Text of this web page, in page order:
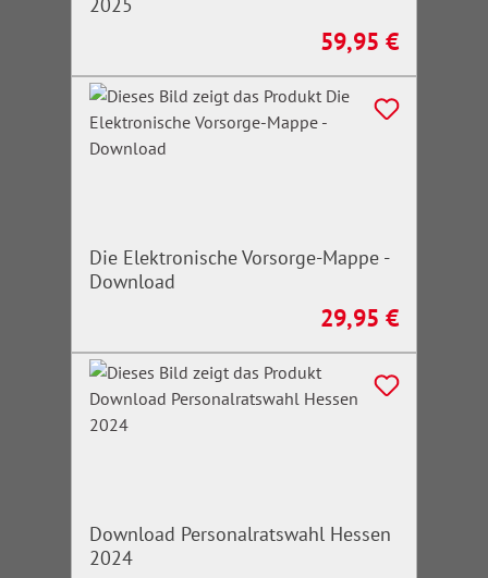
Regulärer Preis:
59,95 €
Die Elektronische Vorsorge-Mappe -
Download
Regulärer Preis:
29,95 €
Download Personalratswahl Hessen
2024